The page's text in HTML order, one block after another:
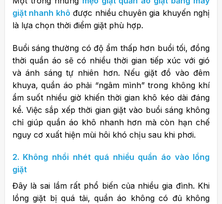
giặt nhanh khô được nhiều chuyên gia khuyến nghị
là lựa chọn thời điểm giặt phù hợp.
Buổi sáng thường có độ ẩm thấp hơn buổi tối, đồng
thời quần áo sẽ có nhiều thời gian tiếp xúc với gió
và ánh sáng tự nhiên hơn. Nếu giặt đồ vào đêm
khuya, quần áo phải “ngâm mình” trong không khí
ẩm suốt nhiều giờ khiến thời gian khô kéo dài đáng
kể. Việc sắp xếp thời gian giặt vào buổi sáng không
chỉ giúp quần áo khô nhanh hơn mà còn hạn chế
nguy cơ xuất hiện mùi hôi khó chịu sau khi phơi.
2. Không nhồi nhét quá nhiều quần áo vào lồng
giặt
Đây là sai lầm rất phổ biến của nhiều gia đình. Khi
lồng giặt bị quá tải, quần áo không có đủ không